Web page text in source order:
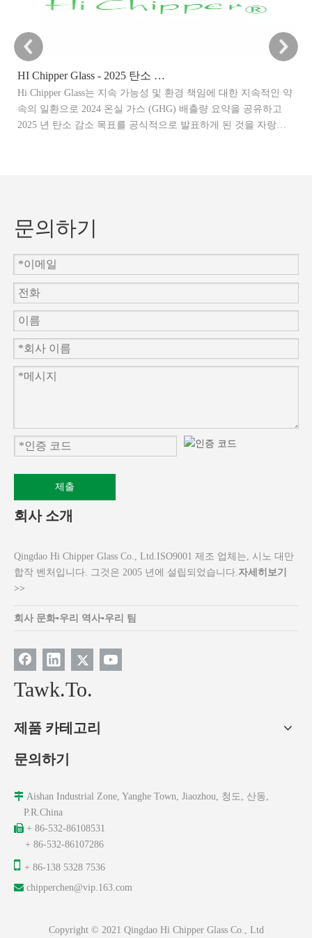
HI Chipper Glass - 2025 탄소 감소 목표 발표
Hi Chipper Glass는 지속 가능성 및 환경 책임에 대한 지속적인 약
속의 일환으로 2024 온실 가스 (GHG) 배출량 요약을 공유하고
2025 년 탄소 감소 목표를 공식적으로 발표하게 된 것을 자랑스
문의하기
제출
회사 소개
Qingdao Hi Chipper Glass Co., Ltd.ISO9001 제조 업체는, 시노 대만
합작 벤처입니다. 그것은 2005 년에 설립되었습니다.자세히보기
>>
회사 문화▪우리 역사▪우리 팀
Tawk.To.
제품 카테고리
문의하기
 Aishan Industrial Zone, Yanghe Town, Jiaozhou, 청도, 산동,
P.R.China
 + 86-532-86108531
+ 86-532-86107286
 + 86-138 5328 7536
 chipperchen@vip.163.com
Copyright © 2021 Qingdao Hi Chipper Glass Co., Ltd